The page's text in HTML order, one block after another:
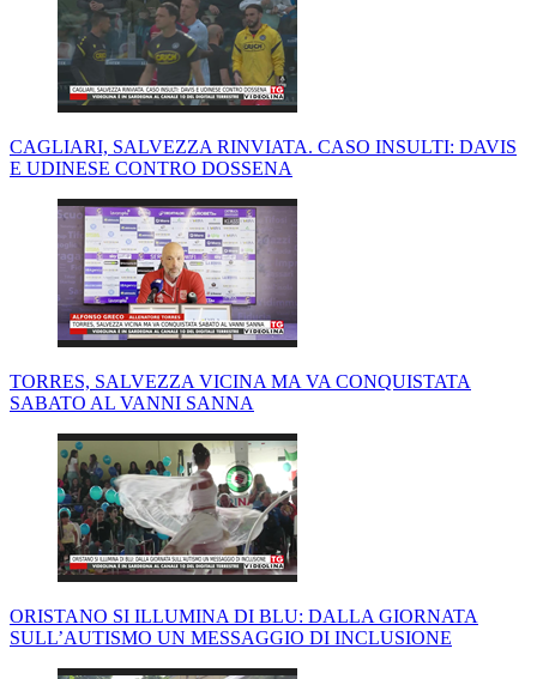
CAGLIARI, SALVEZZA RINVIATA. CASO INSULTI: DAVIS
E UDINESE CONTRO DOSSENA
TORRES, SALVEZZA VICINA MA VA CONQUISTATA
SABATO AL VANNI SANNA
ORISTANO SI ILLUMINA DI BLU: DALLA GIORNATA
SULL’AUTISMO UN MESSAGGIO DI INCLUSIONE